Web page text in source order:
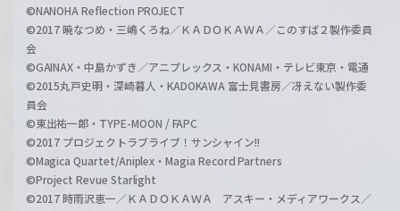
©NANOHA Reflection PROJECT
©2017 暁なつめ・三嶋くろね／ＫＡＤＯＫＡＷＡ／このすば２製作委員
会
©GAINAX・中島かずき／アニプレックス・KONAMI・テレビ東京・電通
©2015丸戸史明・深崎暮人・KADOKAWA 富士見書房／冴えない製作委
員会
©東出祐一郎・TYPE-MOON / FAPC
©2017 プロジェクトラブライブ！サンシャイン!!
©Magica Quartet/Aniplex・Magia Record Partners
©Project Revue Starlight
©2017 時雨沢恵一／ＫＡＤＯＫＡＷＡ アスキー・メディアワークス／